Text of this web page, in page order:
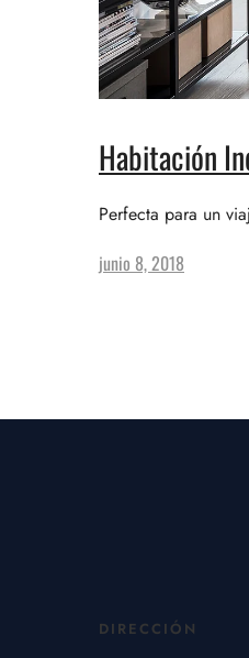
Habitación
Perfecta para un
junio 8, 2018
DIRECCIÓN